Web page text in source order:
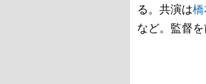
る。共演は
など。監督